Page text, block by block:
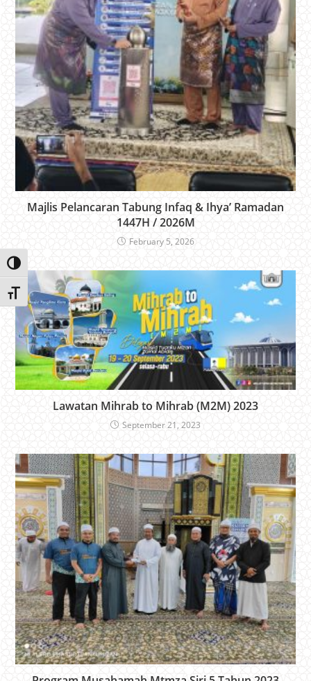
Toggle High Contrast
Toggle Font size
Majlis Pelancaran Tabung Infaq & Ihya’ Ramadan
1447H / 2026M
February 5, 2026
Lawatan Mihrab to Mihrab (M2M) 2023
September 21, 2023